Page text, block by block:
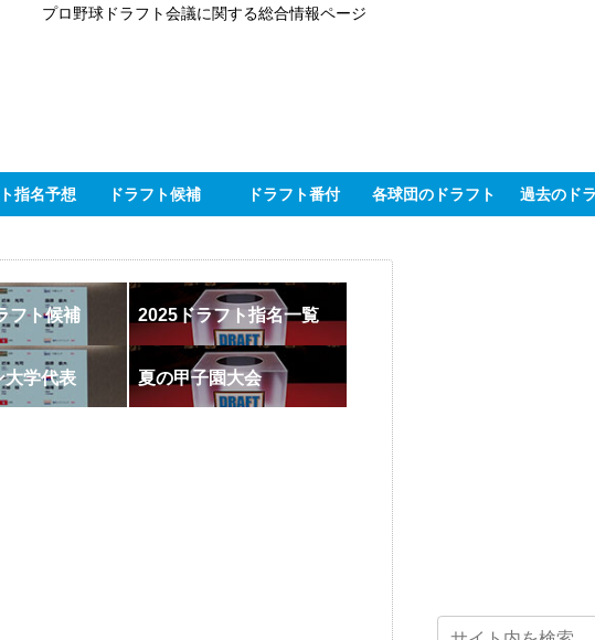
プロ野球ドラフト会議に関する総合情報ページ
指名予想 ドラフト候補 ドラフト番付 各球団のドラフト 過去のド
フト候補 2025ドラフト指名一覧
大学代表 夏の甲子園大会